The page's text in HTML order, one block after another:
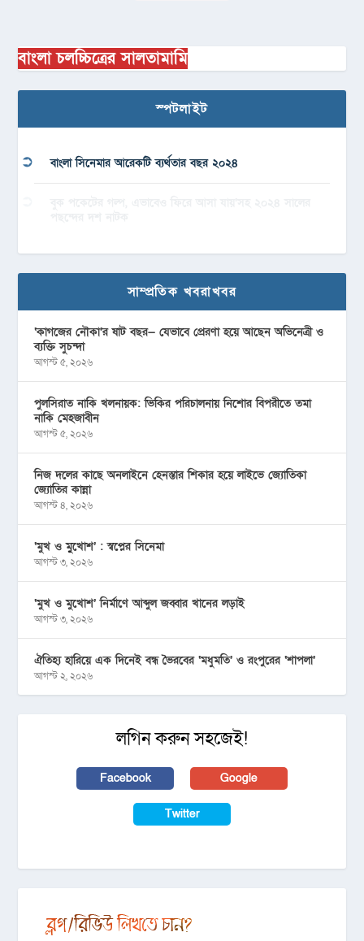
বাংলা চলচ্চিত্রের সালতামামি
স্পটলাইট
বাংলা সিনেমার আরেকটি ব্যর্থতার বছর ২০২৪
সাম্প্রতিক খবরাখবর
‘কাগজের নৌকা’র ষাট বছর— যেভাবে প্রেরণা হয়ে আছেন অভিনেত্রী ও
ব্যক্তি সুচন্দা
আগস্ট ৫, ২০২৬
পুলসিরাত নাকি খলনায়ক: ভিকির পরিচালনায় নিশোর বিপরীতে তমা
নাকি মেহজাবীন
আগস্ট ৫, ২০২৬
নিজ দলের কাছে অনলাইনে হেনস্তার শিকার হয়ে লাইভে জ্যোতিকা
জ্যোতির কান্না
আগস্ট ৪, ২০২৬
‘মুখ ও মু্খোশ’ : স্বপ্নের সিনেমা
আগস্ট ৩, ২০২৬
‘মুখ ও মুখোশ’ নির্মাণে আব্দুল জব্বার খানের লড়াই
আগস্ট ৩, ২০২৬
ঐতিহ্য হারিয়ে এক দিনেই বন্ধ ভৈরবের ‘মধুমতি’ ও রংপুরের ‘শাপলা’
আগস্ট ২, ২০২৬
লগিন করুন সহজেই!
Facebook Google
Twitter